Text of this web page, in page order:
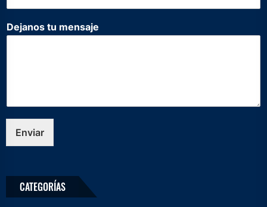
D
e
*
e
r
n
Dejanos tu mensaje
Enviar
CATEGORÍAS